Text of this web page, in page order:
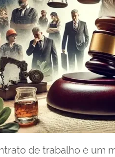
de trabalho é um